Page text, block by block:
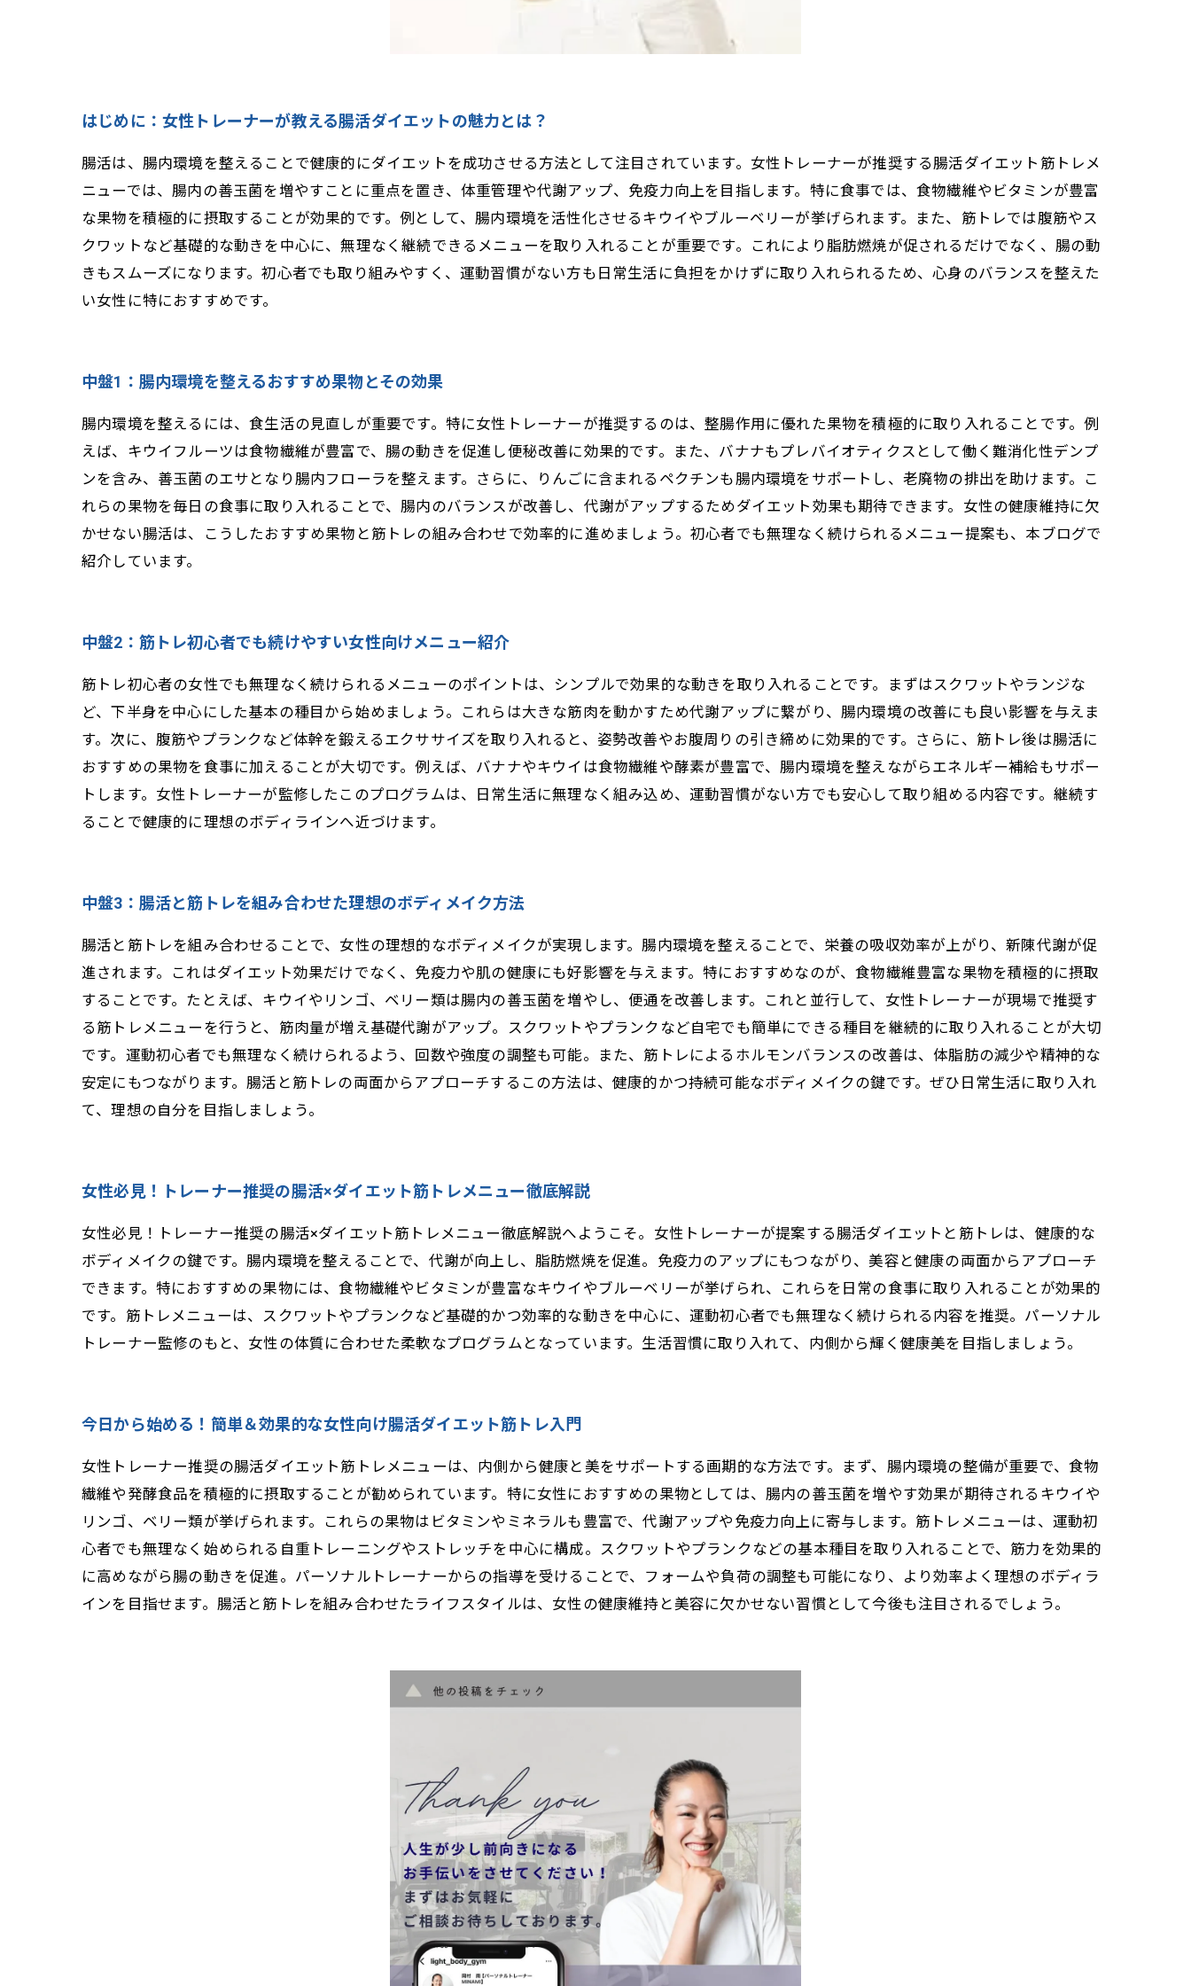
はじめに：女性トレーナーが教える腸活ダイエットの魅力とは？
腸活は、腸内環境を整えることで健康的にダイエットを成功させる方法として注目されています。女性トレーナーが推奨する腸活ダイエット筋トレメ
ニューでは、腸内の善玉菌を増やすことに重点を置き、体重管理や代謝アップ、免疫力向上を目指します。特に食事では、食物繊維やビタミンが豊富
な果物を積極的に摂取することが効果的です。例として、腸内環境を活性化させるキウイやブルーベリーが挙げられます。また、筋トレでは腹筋やス
クワットなど基礎的な動きを中心に、無理なく継続できるメニューを取り入れることが重要です。これにより脂肪燃焼が促されるだけでなく、腸の動
きもスムーズになります。初心者でも取り組みやすく、運動習慣がない方も日常生活に負担をかけずに取り入れられるため、心身のバランスを整えた
い女性に特におすすめです。
中盤1：腸内環境を整えるおすすめ果物とその効果
腸内環境を整えるには、食生活の見直しが重要です。特に女性トレーナーが推奨するのは、整腸作用に優れた果物を積極的に取り入れることです。例
えば、キウイフルーツは食物繊維が豊富で、腸の動きを促進し便秘改善に効果的です。また、バナナもプレバイオティクスとして働く難消化性デンプ
ンを含み、善玉菌のエサとなり腸内フローラを整えます。さらに、りんごに含まれるペクチンも腸内環境をサポートし、老廃物の排出を助けます。こ
れらの果物を毎日の食事に取り入れることで、腸内のバランスが改善し、代謝がアップするためダイエット効果も期待できます。女性の健康維持に欠
かせない腸活は、こうしたおすすめ果物と筋トレの組み合わせで効率的に進めましょう。初心者でも無理なく続けられるメニュー提案も、本ブログで
紹介しています。
中盤2：筋トレ初心者でも続けやすい女性向けメニュー紹介
筋トレ初心者の女性でも無理なく続けられるメニューのポイントは、シンプルで効果的な動きを取り入れることです。まずはスクワットやランジな
ど、下半身を中心にした基本の種目から始めましょう。これらは大きな筋肉を動かすため代謝アップに繋がり、腸内環境の改善にも良い影響を与えま
す。次に、腹筋やプランクなど体幹を鍛えるエクササイズを取り入れると、姿勢改善やお腹周りの引き締めに効果的です。さらに、筋トレ後は腸活に
おすすめの果物を食事に加えることが大切です。例えば、バナナやキウイは食物繊維や酵素が豊富で、腸内環境を整えながらエネルギー補給もサポー
トします。女性トレーナーが監修したこのプログラムは、日常生活に無理なく組み込め、運動習慣がない方でも安心して取り組める内容です。継続す
ることで健康的に理想のボディラインへ近づけます。
中盤3：腸活と筋トレを組み合わせた理想のボディメイク方法
腸活と筋トレを組み合わせることで、女性の理想的なボディメイクが実現します。腸内環境を整えることで、栄養の吸収効率が上がり、新陳代謝が促
進されます。これはダイエット効果だけでなく、免疫力や肌の健康にも好影響を与えます。特におすすめなのが、食物繊維豊富な果物を積極的に摂取
することです。たとえば、キウイやリンゴ、ベリー類は腸内の善玉菌を増やし、便通を改善します。これと並行して、女性トレーナーが現場で推奨す
る筋トレメニューを行うと、筋肉量が増え基礎代謝がアップ。スクワットやプランクなど自宅でも簡単にできる種目を継続的に取り入れることが大切
です。運動初心者でも無理なく続けられるよう、回数や強度の調整も可能。また、筋トレによるホルモンバランスの改善は、体脂肪の減少や精神的な
安定にもつながります。腸活と筋トレの両面からアプローチするこの方法は、健康的かつ持続可能なボディメイクの鍵です。ぜひ日常生活に取り入れ
て、理想の自分を目指しましょう。
女性必見！トレーナー推奨の腸活×ダイエット筋トレメニュー徹底解説
女性必見！トレーナー推奨の腸活×ダイエット筋トレメニュー徹底解説へようこそ。女性トレーナーが提案する腸活ダイエットと筋トレは、健康的な
ボディメイクの鍵です。腸内環境を整えることで、代謝が向上し、脂肪燃焼を促進。免疫力のアップにもつながり、美容と健康の両面からアプローチ
できます。特におすすめの果物には、食物繊維やビタミンが豊富なキウイやブルーベリーが挙げられ、これらを日常の食事に取り入れることが効果的
です。筋トレメニューは、スクワットやプランクなど基礎的かつ効率的な動きを中心に、運動初心者でも無理なく続けられる内容を推奨。パーソナル
トレーナー監修のもと、女性の体質に合わせた柔軟なプログラムとなっています。生活習慣に取り入れて、内側から輝く健康美を目指しましょう。
今日から始める！簡単＆効果的な女性向け腸活ダイエット筋トレ入門
女性トレーナー推奨の腸活ダイエット筋トレメニューは、内側から健康と美をサポートする画期的な方法です。まず、腸内環境の整備が重要で、食物
繊維や発酵食品を積極的に摂取することが勧められています。特に女性におすすめの果物としては、腸内の善玉菌を増やす効果が期待されるキウイや
リンゴ、ベリー類が挙げられます。これらの果物はビタミンやミネラルも豊富で、代謝アップや免疫力向上に寄与します。筋トレメニューは、運動初
心者でも無理なく始められる自重トレーニングやストレッチを中心に構成。スクワットやプランクなどの基本種目を取り入れることで、筋力を効果的
に高めながら腸の動きを促進。パーソナルトレーナーからの指導を受けることで、フォームや負荷の調整も可能になり、より効率よく理想のボディラ
インを目指せます。腸活と筋トレを組み合わせたライフスタイルは、女性の健康維持と美容に欠かせない習慣として今後も注目されるでしょう。